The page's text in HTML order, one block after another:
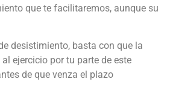
que te facilitaremos, aunque su
desistimiento, basta con que la
ejercicio por tu parte de este
de que venza el plazo